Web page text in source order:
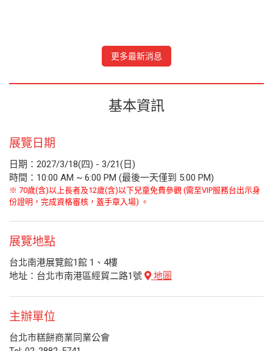
更多最新消息
基本資訊
展覽日期
日期：2027/3/18(四) - 3/21(日)
時間：10:00 AM ~ 6:00 PM (最後一天僅到 5:00 PM)
※ 70歲(含)以上長者及12歲(含)以下兒童免費參觀 (需至VIP服務台出示身
份證明，完成資格審核，蓋手章入場) 。
展覽地點
台北南港展覽館1館 1、4樓
地址：台北市南港區經貿二路1號
地圖
主辦單位
台北市糕餅商業同業公會